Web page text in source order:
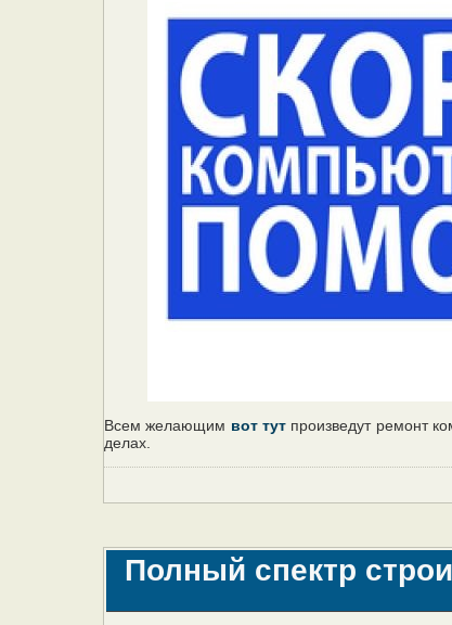
Всем желающим вот тут произведут ремонт
делах.
Полный спектр